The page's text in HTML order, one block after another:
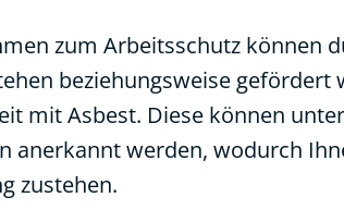
zum Arbeitsschutz können
beziehungsweise
mit Asbest. Diese können
anerkannt werden, wodurch
zustehen.